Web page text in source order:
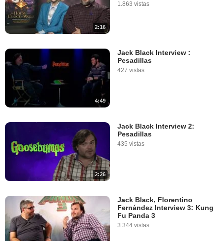
2:16
1.863 vistas
4:49
Jack Black Interview :
Pesadillas
427 vistas
2:26
Jack Black Interview 2:
Pesadillas
435 vistas
Jack Black, Florentino
Fernández Interview 3: Kung
Fu Panda 3
3.344 vistas